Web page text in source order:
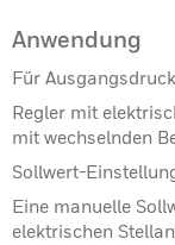
Anwendung
Für
Regler mit
mit wechselnden
Sollwert-
Eine manuelle
elektrischen